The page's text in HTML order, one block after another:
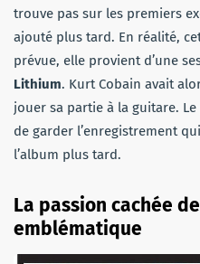
trouve pas sur les premiers
ajouté plus tard. En réalité,
prévue, elle provient d’une
Lithium. Kurt Cobain avait
jouer sa partie à la guitare.
de garder l’enregistrement
l’album plus tard.
La passion cachée
emblématique